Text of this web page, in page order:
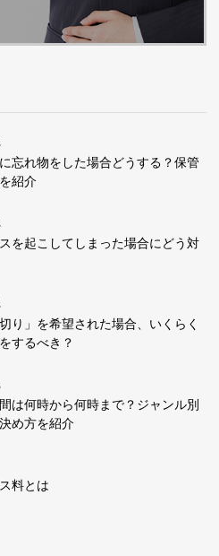
忘れ物をした場合どうする？保管
紹介
を起こしてしまった場合にどう対
り」を希望された場合、いくらく
するべき？
は何時から何時まで？ジャンル別
め方を紹介
料とは